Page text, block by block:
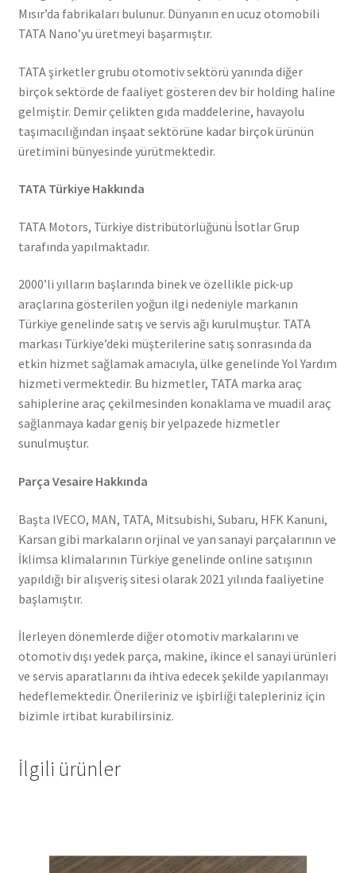
Mısır’da fabrikaları bulunur. Dünyanın en ucuz otomobili
TATA Nano’yu üretmeyi başarmıştır.
TATA şirketler grubu otomotiv sektörü yanında diğer
birçok sektörde de faaliyet gösteren dev bir holding haline
gelmiştir. Demir çelikten gıda maddelerine, havayolu
taşımacılığından inşaat sektörüne kadar birçok ürünün
üretimini bünyesinde yürütmektedir.
TATA Türkiye Hakkında
TATA Motors, Türkiye distribütörlüğünü İsotlar Grup
tarafında yapılmaktadır.
2000’li yılların başlarında binek ve özellikle pick-up
araçlarına gösterilen yoğun ilgi nedeniyle markanın
Türkiye genelinde satış ve servis ağı kurulmuştur. TATA
markası Türkiye’deki müşterilerine satış sonrasında da
etkin hizmet sağlamak amacıyla, ülke genelinde Yol Yardım
hizmeti vermektedir. Bu hizmetler, TATA marka araç
sahiplerine araç çekilmesinden konaklama ve muadil araç
sağlanmaya kadar geniş bir yelpazede hizmetler
sunulmuştur.
Parça Vesaire Hakkında
Başta IVECO, MAN, TATA, Mitsubishi, Subaru, HFK Kanuni,
Karsan gibi markaların orjinal ve yan sanayi parçalarının ve
İklimsa klimalarının Türkiye genelinde online satışının
yapıldığı bir alışveriş sitesi olarak 2021 yılında faaliyetine
başlamıştır.
İlerleyen dönemlerde diğer otomotiv markalarını ve
otomotiv dışı yedek parça, makine, ikince el sanayi ürünleri
ve servis aparatlarını da ihtiva edecek şekilde yapılanmayı
hedeflemektedir. Önerileriniz ve işbirliği talepleriniz için
bizimle irtibat kurabilirsiniz.
İlgili ürünler